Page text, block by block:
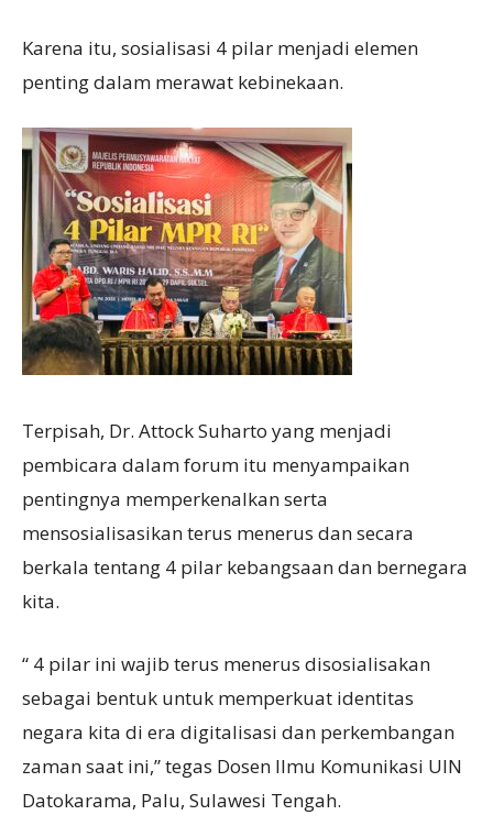
Karena itu, sosialisasi 4 pilar menjadi elemen
penting dalam merawat kebinekaan.
Terpisah, Dr. Attock Suharto yang menjadi
pembicara dalam forum itu menyampaikan
pentingnya memperkenalkan serta
mensosialisasikan terus menerus dan secara
berkala tentang 4 pilar kebangsaan dan bernegara
kita.
“ 4 pilar ini wajib terus menerus disosialisakan
sebagai bentuk untuk memperkuat identitas
negara kita di era digitalisasi dan perkembangan
zaman saat ini,” tegas Dosen Ilmu Komunikasi UIN
Datokarama, Palu, Sulawesi Tengah.